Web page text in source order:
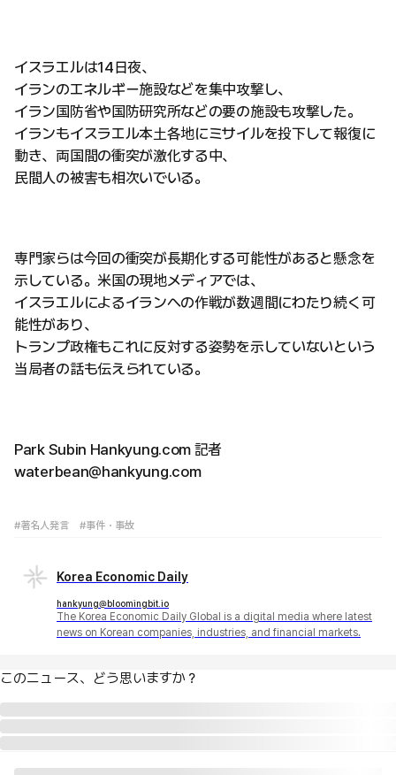
イスラエルは14日夜、
イランのエネルギー施設などを集中攻撃し、
イラン国防省や国防研究所などの要の施設も攻撃した。
イランもイスラエル本土各地にミサイルを投下して報復に
動き、両国間の衝突が激化する中、
民間人の被害も相次いでいる。
専門家らは今回の衝突が長期化する可能性があると懸念を
示している。米国の現地メディアでは、
イスラエルによるイランへの作戦が数週間にわたり続く可
能性があり、
トランプ政権もこれに反対する姿勢を示していないという
当局者の話も伝えられている。
Park Subin Hankyung.com 記者
waterbean@hankyung.com
#著名人発言 #事件・事故
Korea Economic Daily
hankyung@bloomingbit.io
The Korea Economic Daily Global is a digital media where latest
news on Korean companies, industries, and financial markets.
このニュース、どう思いますか？